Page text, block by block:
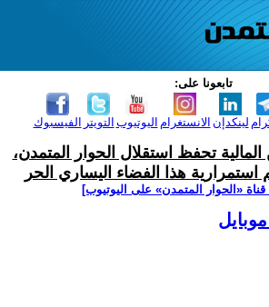
تابعونا على:
الفيسبوك التويتر اليوتيوب الانستغرام لينكدإن
تحفظ استقلال الحوار المتمدن،
هذا الفضاء اليساري الحر
‫«الحوار المتمدن» على اليوتيوب]